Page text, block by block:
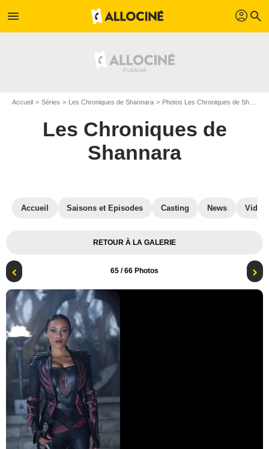
menu profil search
Accueil Séries Les Chroniques de Shannara Photos Les Chroniques de Shannara
Les Chroniques de
Shannara
Accueil Saisons et Episodes Casting News
RETOUR À LA GALERIE
65 / 66 Photos